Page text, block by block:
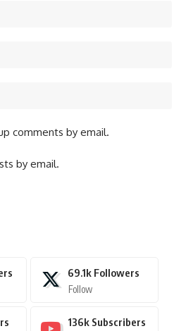
comments by email.
by email.
69.1k Followers
Follow
136k Subscribers